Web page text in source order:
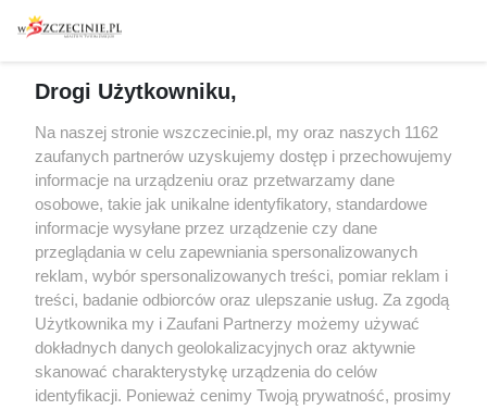
Spacery i oprowadzania
targi
Wernisaże
Więcej
Specjalny koncert z okazji
20. urodzin portalu
wSzczecinie.pl
Regulamin konkursów
śniadaniówka "Hej
Szczecin! Jest piątek!"
Partnerzy
Praca Szczecin
Drogi Użytkowniku,
Na naszej stronie wszczecinie.pl, my oraz naszych 1162
zaufanych partnerów uzyskujemy dostęp i przechowujemy
informacje na urządzeniu oraz przetwarzamy dane
osobowe, takie jak unikalne identyfikatory, standardowe
informacje wysyłane przez urządzenie czy dane
przeglądania w celu zapewniania spersonalizowanych
reklam, wybór spersonalizowanych treści, pomiar reklam i
treści, badanie odbiorców oraz ulepszanie usług. Za zgodą
Użytkownika my i Zaufani Partnerzy możemy używać
dokładnych danych geolokalizacyjnych oraz aktywnie
skanować charakterystykę urządzenia do celów
identyfikacji. Ponieważ cenimy Twoją prywatność, prosimy